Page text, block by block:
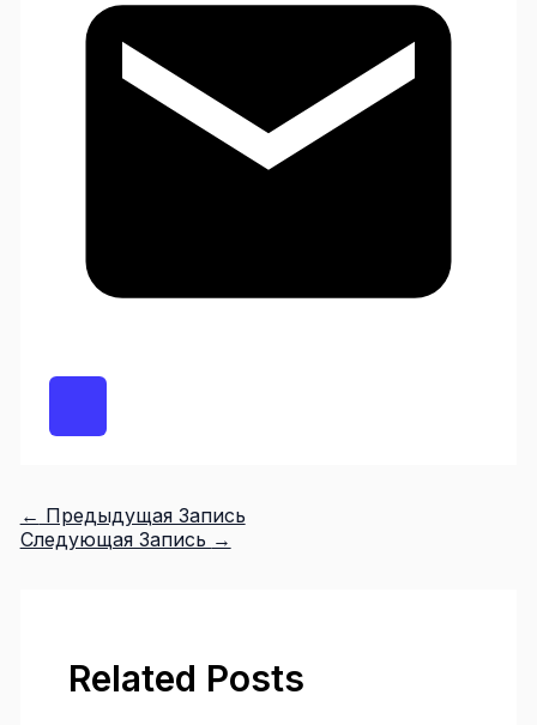
← Предыдущая Запись
Следующая Запись →
Related Posts